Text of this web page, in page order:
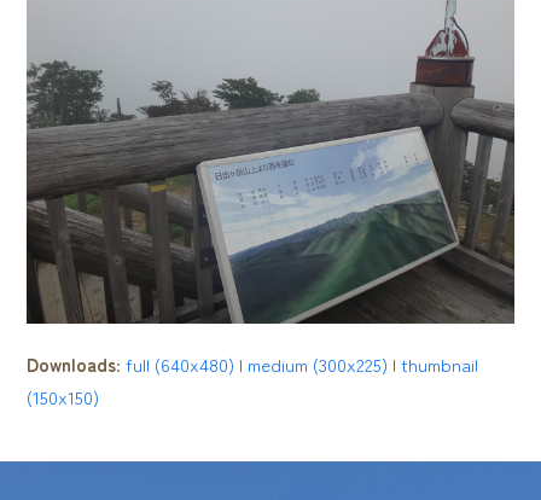
Downloads:full (640x480) | medium (300x225) |thumbnail
(150x150)